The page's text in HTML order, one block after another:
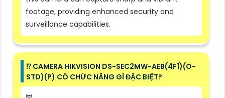
footage, providing enhanced security and
surveillance capabilities.
⁉️ CAMERA HIKVISION DS-SEC2MW-AEB(4F1)(O-
STD)(P) CÓ CHỨC NĂNG GÌ ĐẶC BIỆT?